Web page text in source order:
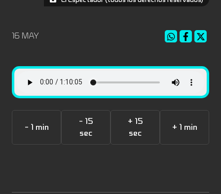
16 MAY
- 1 min
- 15
sec
+ 15
sec
+ 1 min